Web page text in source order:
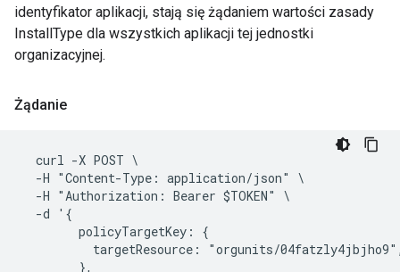
identyfikator aplikacji, stają się żądaniem wartości zasady
InstallType dla wszystkich aplikacji tej jednostki
organizacyjnej.
Żądanie
  curl -X POST \
  -H "Content-Type: application/json" \
  -H "Authorization: Bearer $TOKEN" \
  -d '{
        policyTargetKey: {
targetResource: "orgunits/
        },